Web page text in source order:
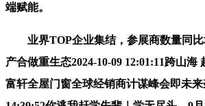
端赋能。
业界TOP企业集结，参展商数量同比
产合做重生态2024-10-09 12:01:11跨山
富轩全屋门窗全球经销商计谋峰会即未来